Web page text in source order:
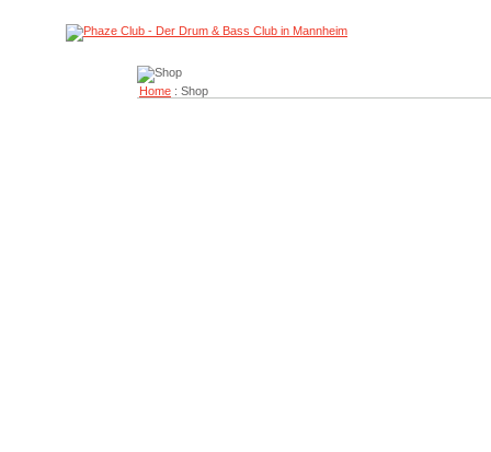
Home : Shop